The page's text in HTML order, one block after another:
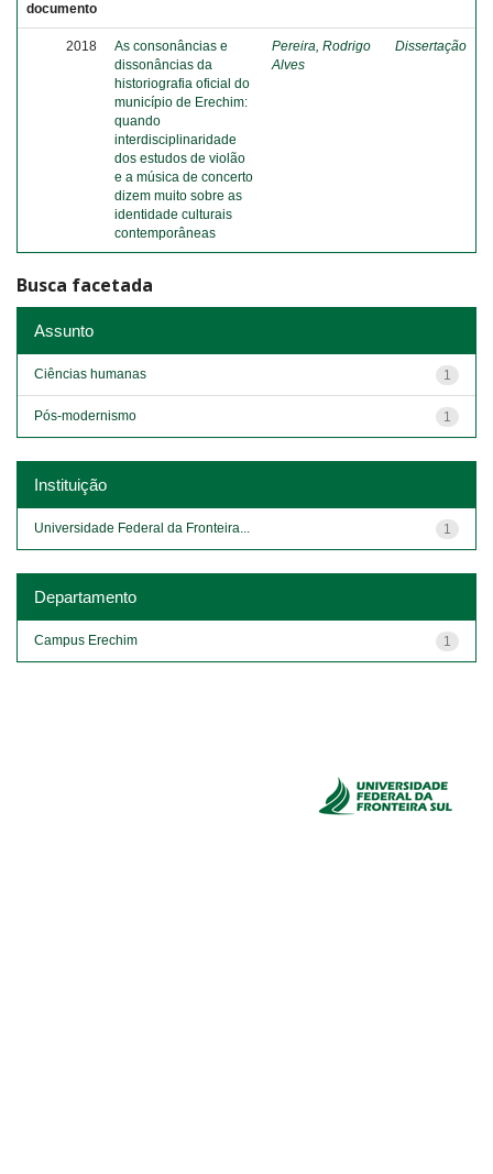
documento
2018
As consonâncias e
dissonâncias da
historiografia oficial do
município de Erechim:
quando
interdisciplinaridade
dos estudos de violão
e a música de concerto
dizem muito sobre as
identidade culturais
contemporâneas
Pereira, Rodrigo
Alves
Dissertação
Busca facetada
Assunto
1
Ciências humanas
1
Pós-modernismo
Instituição
1
Universidade Federal da Fronteira...
Departamento
1
Campus Erechim